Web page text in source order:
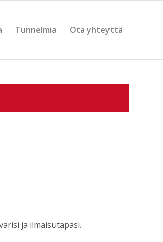
Tunnelmia Ota yhteyttä
ja ilmaisutapasi.